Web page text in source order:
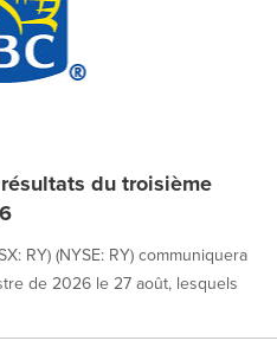
du troisième
RY) (NYSE: RY) communiquera
de 2026 le 27 août, lesquels